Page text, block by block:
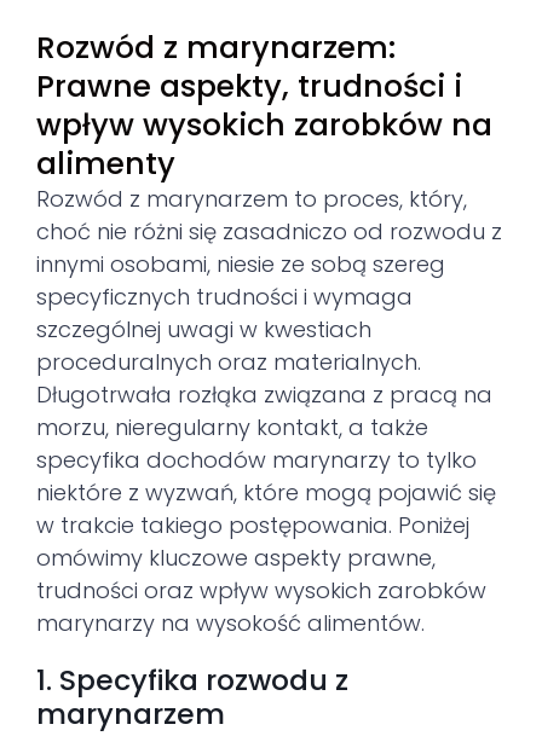
Rozwód z marynarzem:
Prawne aspekty, trudności i
wpływ wysokich zarobków na
alimenty
Rozwód z marynarzem to proces, który,
choć nie różni się zasadniczo od rozwodu z
innymi osobami, niesie ze sobą szereg
specyficznych trudności i wymaga
szczególnej uwagi w kwestiach
proceduralnych oraz materialnych.
Długotrwała rozłąka związana z pracą na
morzu, nieregularny kontakt, a także
specyfika dochodów marynarzy to tylko
niektóre z wyzwań, które mogą pojawić się
w trakcie takiego postępowania. Poniżej
omówimy kluczowe aspekty prawne,
trudności oraz wpływ wysokich zarobków
marynarzy na wysokość alimentów.
1. Specyfika rozwodu z
marynarzem